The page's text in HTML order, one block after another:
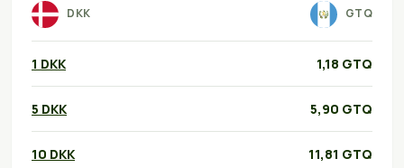
DKK GTQ
1 DKK 1,18 GTQ
5 DKK 5,90 GTQ
10 DKK 11,81 GTQ